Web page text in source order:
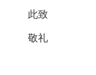
此致
敬礼